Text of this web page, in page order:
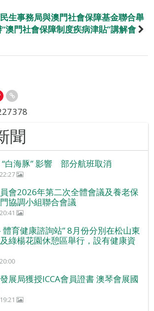
生事務局與澳門社會保障基金聯合舉
澳門社會保障制度疾病津貼”講解會
聞
“白海豚” 影響 部分航班取消
會2026年第二次全體會議及養老保
協調小組聯合會議
體育健康諮詢站” 8月份分別在松山東
綠楊花園休憩區舉行，設有健康資
展局獲授ICCA會員證書 澳琴會展國